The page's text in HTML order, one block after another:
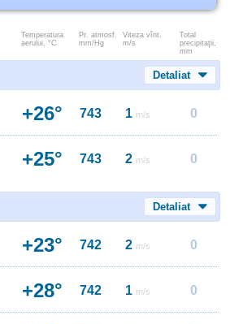
Temperatura
aerului, °C
Pr. atmosf.
mm/Hg
Viteza vînt.
m/s
Total
precipitații,
mm
Detaliat
+26° 743 1 m/s 0
+25° 743 2 m/s 0
Detaliat
+23° 742 2 m/s 0
+28° 742 1 m/s 0